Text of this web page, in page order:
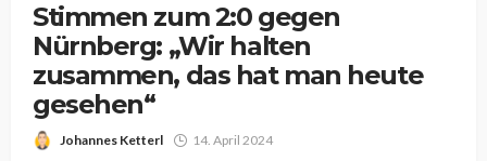
Stimmen zum 2:0 gegen
Nürnberg: „Wir halten
zusammen, das hat man heute
gesehen“
Johannes Ketterl 14. April 2024